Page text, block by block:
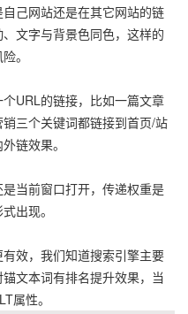
己网站还是在其它网站的链
文字与背景色同色，这样的
。
URL的链接，比如一篇文章
三个关键词都链接到首页/站
链效果。
当前窗口打开，传递权重是
出现。
效，我们知道搜索引擎主要
文本词有排名提升效果，当
属性。